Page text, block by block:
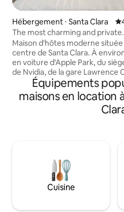
Hébergement ⋅ Santa Clara
The most charming and private
guesthouse.
Maison d'hôtes moderne située
centre de Santa Clara. À environ 10 min
en voiture d'Apple Park, du
de Nvidia, de la gare Lawrence
du stade 49ers Levis, Centre
de Santa Clara, Valley Fair Mall/
Row, SAP Center/Downtown
Wi-Fi, d'une télévision, d'un
d'une cour avec un coin salon
Vous y trouverez également un
linge et un sèche-linge
Équipements
maisons en location
Cuisine